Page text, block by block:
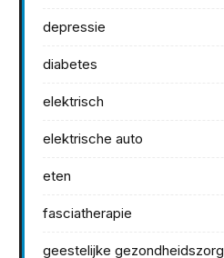
depressie
diabetes
elektrisch
elektrische auto
eten
fasciatherapie
geestelijke gezondheidszorg